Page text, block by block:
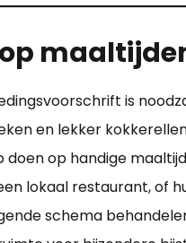
is
en lekker
doen op handige
lokaal restaurant, of
schema